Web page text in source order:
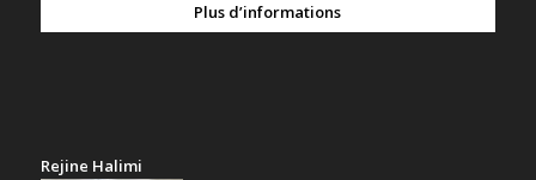
Plus d’informations
Rejine Halimi